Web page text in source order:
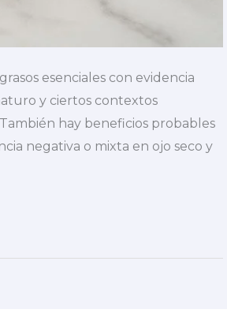
esenciales con evidencia
y ciertos contextos
hay beneficios probables
negativa o mixta en ojo seco y